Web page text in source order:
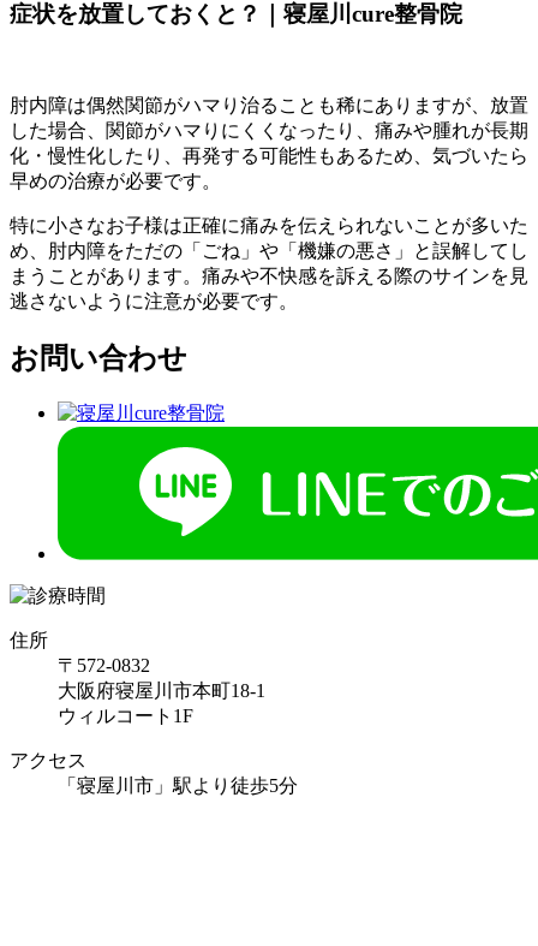
症状を放置しておくと？｜寝屋川cure整骨院
肘内障は偶然関節がハマり治ることも稀にありますが、放置
した場合、関節がハマりにくくなったり、痛みや腫れが長期
化・慢性化したり、再発する可能性もあるため、気づいたら
早めの治療が必要です。
特に小さなお子様は正確に痛みを伝えられないことが多いた
め、肘内障をただの「ごね」や「機嫌の悪さ」と誤解してし
まうことがあります。痛みや不快感を訴える際のサインを見
逃さないように注意が必要です。
お問い合わせ
住所
〒572-0832
大阪府寝屋川市本町18-1
ウィルコート1F
アクセス
「寝屋川市」駅より徒歩5分